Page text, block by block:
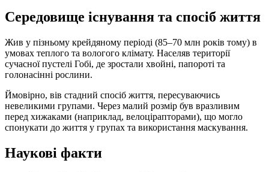
Середовище існування та спосіб життя
Жив у пізньому крейдяному періоді (85–70 млн років тому) в
умовах теплого та вологого клімату. Населяв території
сучасної пустелі Гобі, де зростали хвойні, папороті та
голонасінні рослини.
Ймовірно, вів стадний спосіб життя, пересуваючись
невеликими групами. Через малий розмір був вразливим
перед хижаками (наприклад, велоцірапторами), що могло
спонукати до життя у групах та використання маскування.
Наукові факти